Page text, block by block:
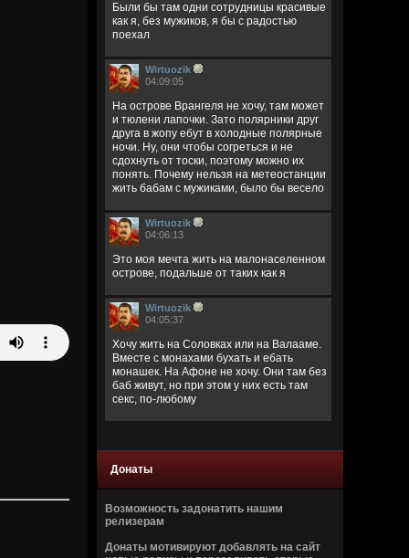
Были бы там одни сотрудницы красивые
как я, без мужиков, я бы с радостью
поехал
Wirtuozik
04:09:05
На острове Врангеля не хочу, там может
и тюлени лапочки. Зато полярники друг
друга в жопу ебут в холодные полярные
ночи. Ну, они чтобы согреться и не
сдохнуть от тоски, поэтому можно их
понять. Почему нельзя на метеостанции
жить бабам с мужиками, было бы весело
Wirtuozik
04:06:13
Это моя мечта жить на малонаселенном
острове, подальше от таких как я
Wirtuozik
04:05:37
Хочу жить на Соловках или на Валааме.
Вместе с монахами бухать и ебать
монашек. На Афоне не хочу. Они там без
баб живут, но при этом у них есть там
секс, по-любому
Деревянные церкви Руси
В этих срубах есть сердце и вены
Bestial
Донаты
Возможность задонатить нашим
релизерам
Донаты мотивируют добавлять на сайт